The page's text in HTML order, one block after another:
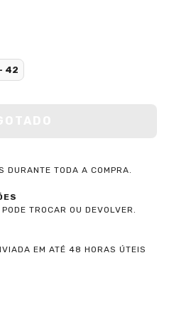
42
DURANTE TODA A COMPRA.
TROCAR OU DEVOLVER.
EM ATÉ 48 HORAS ÚTEIS